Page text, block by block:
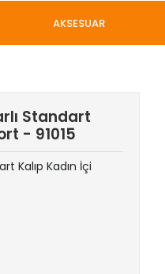
AKSESUAR
Standart
- 91015
Kalıp Kadın İçi